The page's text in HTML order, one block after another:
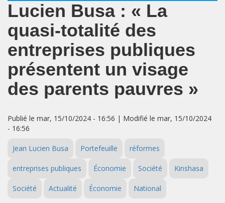
Lucien Busa : « La
quasi-totalité des
entreprises publiques
présentent un visage
des parents pauvres »
Publié le mar, 15/10/2024 - 16:56 | Modifié le mar, 15/10/2024
- 16:56
Jean Lucien Busa Portefeuille réformes
entreprises publiques Économie Société Kinshasa
Société Actualité Économie National